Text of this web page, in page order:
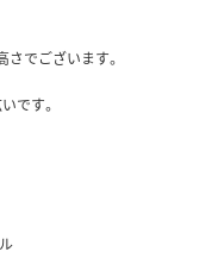
でございます。
です。